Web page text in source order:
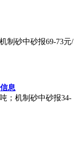
制砂中砂报69-73元/
息
；机制砂中砂报34-